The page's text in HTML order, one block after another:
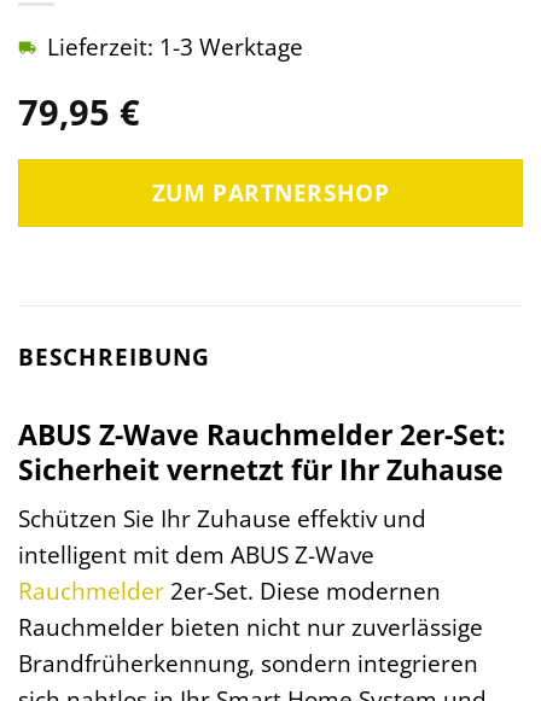
79,95 €
Lieferzeit: 1-3 Werktage
ZUM PARTNERSHOP
BESCHREIBUNG
ABUS Z-Wave Rauchmelder 2er-Set:
Sicherheit vernetzt für Ihr Zuhause
Schützen Sie Ihr Zuhause effektiv und
intelligent mit dem ABUS Z-Wave
Rauchmelder 2er-Set. Diese modernen
Rauchmelder bieten nicht nur zuverlässige
Brandfrüherkennung, sondern integrieren